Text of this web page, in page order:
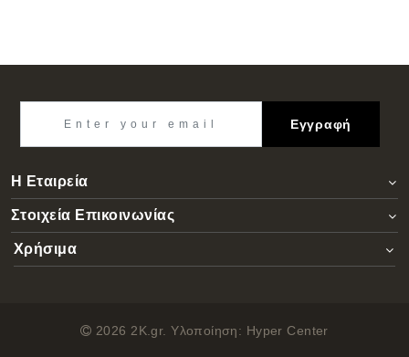
Η Εταιρεία
Εγγραφή
Στοιχεία Επικοινωνίας
Χρήσιμα
2026 2K.gr. Υλοποίηση: Hyper Center